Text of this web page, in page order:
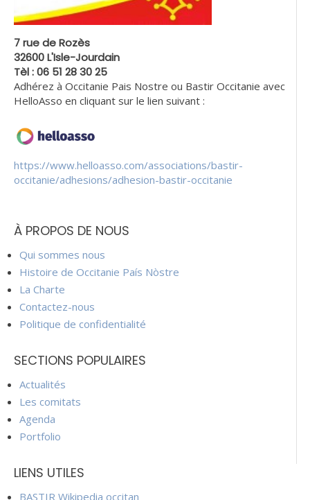
7 rue de Rozès
32600 L'Isle-Jourdain
Tèl : 06 51 28 30 25
Adhérez à Occitanie Pais Nostre ou Bastir Occitanie avec
HelloAsso en cliquant sur le lien suivant :
https://www.helloasso.com/associations/bastir-
occitanie/adhesions/adhesion-bastir-occitanie
À PROPOS DE NOUS
Qui sommes nous
Histoire de Occitanie País Nòstre
La Charte
Contactez-nous
Politique de confidentialité
SECTIONS POPULAIRES
Actualités
Les comitats
Agenda
Portfolio
LIENS UTILES
BASTIR Wikipedia occitan